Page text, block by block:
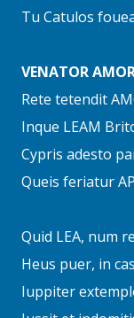
Tu Catulos
VENATOR
Rete tetendit
Inque LEAM
Cypris adesto
Queis feriatur
Quid LEA, num
Heus puer, in
Iuppiter